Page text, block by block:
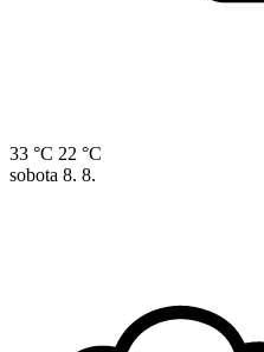
33 °C 22 °C
sobota 8. 8.